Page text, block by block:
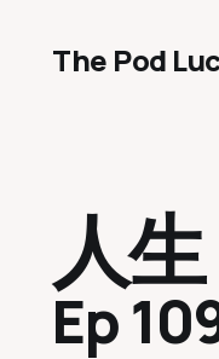
The Pod
人生
Ep